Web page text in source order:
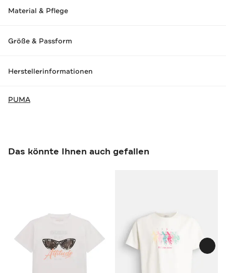
Material & Pflege
Größe & Passform
Herstellerinformationen
PUMA
Das könnte Ihnen auch gefallen